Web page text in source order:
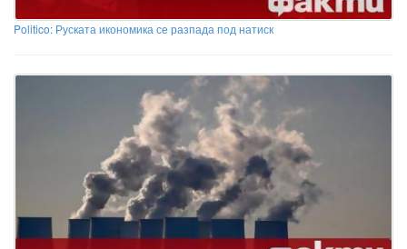
Politico: Руската икономика се разпада под натиск